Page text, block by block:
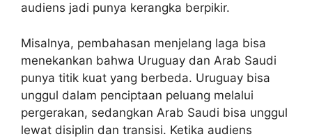
audiens jadi punya kerangka berpikir.
Misalnya, pembahasan menjelang laga bisa
menekankan bahwa Uruguay dan Arab Saudi
punya titik kuat yang berbeda. Uruguay bisa
unggul dalam penciptaan peluang melalui
pergerakan, sedangkan Arab Saudi bisa unggul
lewat disiplin dan transisi. Ketika audiens